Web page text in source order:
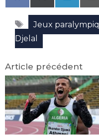
on
Facebook
on
X
(Twitter)
on
Étiquettes
Jeux
Djelal
Article précédent